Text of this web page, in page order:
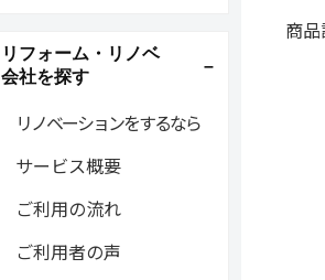
商
リフォーム・リノベ
会社を探す
リノベーションをするなら
サービス概要
ご利用の流れ
ご利用者の声